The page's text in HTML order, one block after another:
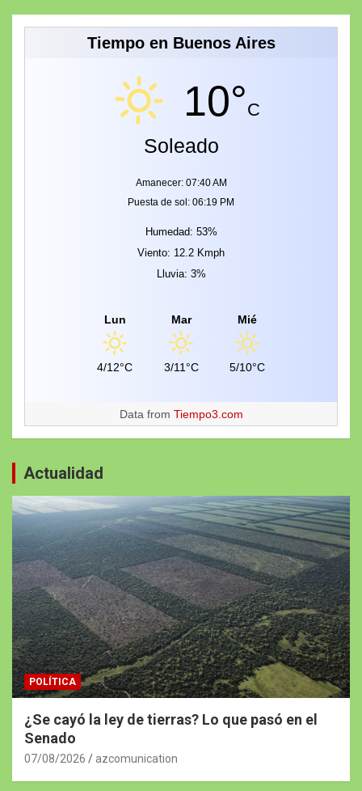
Tiempo en Buenos Aires
10°C
Soleado
Amanecer: 07:40 AM
Puesta de sol: 06:19 PM
Humedad: 53%
Viento: 12.2 Kmph
Lluvia: 3%
Lun
4/12°C
Mar
3/11°C
Mié
5/10°C
Data from Tiempo3.com
Actualidad
POLÍTICA
¿Se cayó la ley de tierras? Lo que pasó en el
Senado
07/08/2026 azcomunication